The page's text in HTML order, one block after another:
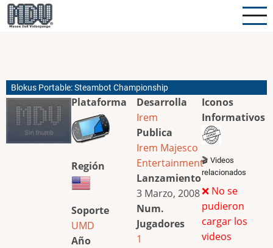
Pasar
al
Blokus Portable: Steambot Championship
Plataforma
Región
Soporte
UMD
Año
Desarrolla
Irem
Publica
Irem Majesco
Entertainment
Lanzamiento
3 Marzo, 2008
Num.
Jugadores
1
Iconos
Informativos
🎬 Videos
relacionados
❌ No se
pudieron
cargar los
videos